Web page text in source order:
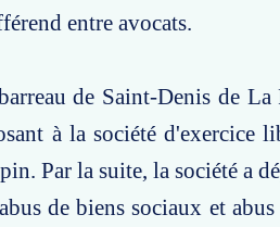
entre avocats.
de Saint-Denis de
à la société d'exercice
Par la suite, la société a
de biens sociaux et